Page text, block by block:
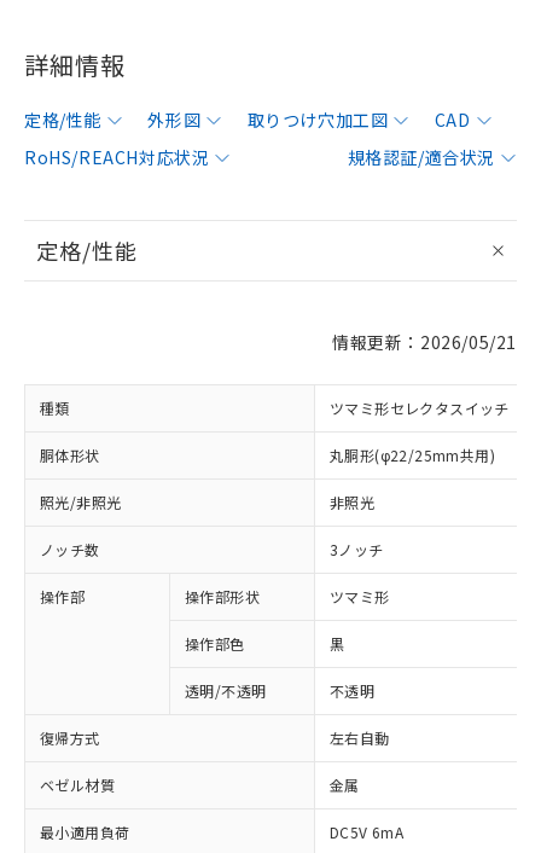
詳細情報
定格/性能 外形図 取りつけ穴加工図
CAD
RoHS/REACH対応状況
規格認証/適合状況
定格/性能
情報更新：2026/05/21
種類 ツマミ形セレクタスイッチ
胴体形状 丸胴形(φ22/25mm共用)
照光/非照光 非照光
ノッチ数 3ノッチ
操作部 操作部形状 ツマミ形
操作部色 黒
透明/不透明 不透明
復帰方式 左右自動
ベゼル材質 金属
最小適用負荷 DC5V 6mA